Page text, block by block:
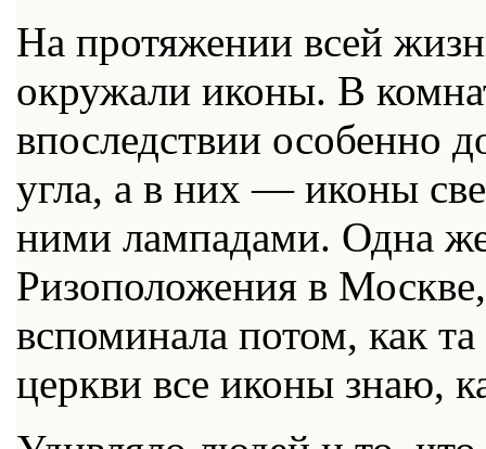
На протяжении всей
окружали иконы. В
впоследствии особенно
угла, а в них — иконы
ними лампадами. Одна
Ризоположения в
вспоминала потом, как
церкви все иконы знаю,